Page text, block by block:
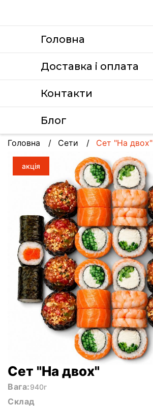
Головна
Доставка i оплата
Контакти
Блог
Головна Сети Сет "На двох"
акція
Сет "На двох"
Вага:940г
Склад